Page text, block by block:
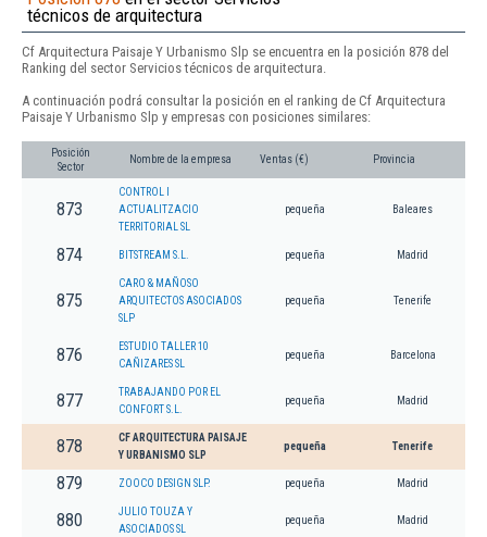
técnicos de arquitectura
Cf Arquitectura Paisaje Y Urbanismo Slp se encuentra en la posición 878 del
Ranking del sector Servicios técnicos de arquitectura.
A continuación podrá consultar la posición en el ranking de Cf Arquitectura
Paisaje Y Urbanismo Slp y empresas con posiciones similares:
Posición
Sector
Nombre de la empresa Ventas (€) Provincia
873
CONTROL I
ACTUALITZACIO
TERRITORIAL SL
pequeña Baleares
874 BITSTREAM S.L. pequeña Madrid
875
CARO & MAÑOSO
ARQUITECTOS ASOCIADOS
SLP
pequeña Tenerife
876
ESTUDIO TALLER 10
CAÑIZARES SL
pequeña Barcelona
877
TRABAJANDO POR EL
CONFORT S.L.
pequeña Madrid
878
CF ARQUITECTURA PAISAJE
Y URBANISMO SLP
pequeña Tenerife
879 ZOOCO DESIGN SLP. pequeña Madrid
880
JULIO TOUZA Y
ASOCIADOS SL
pequeña Madrid